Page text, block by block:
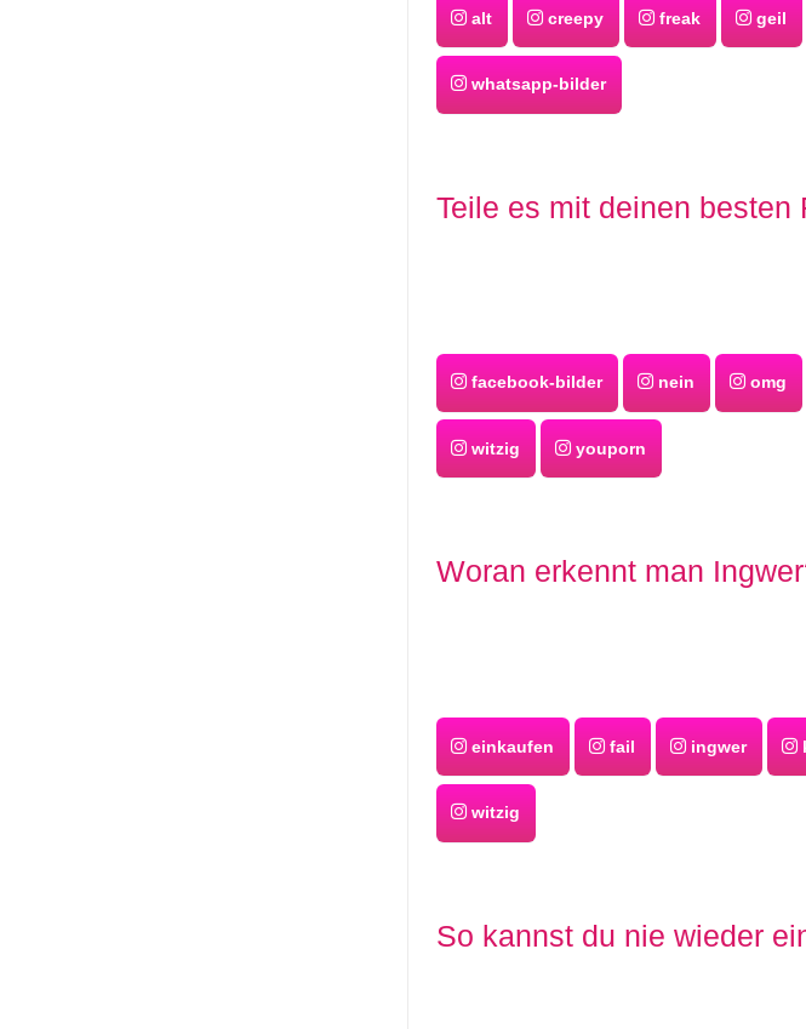
alt creepy freak geil
whatsapp-bilder
Teile es mit deinen besten
facebook-bilder nein omg
witzig youporn
Woran erkennt man
einkaufen fail ingwer
witzig
So kannst du nie wieder